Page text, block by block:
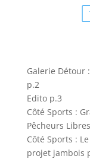
Galerie Détour
p.2
Edito p.3
Côté Sports :
Pêcheurs
Côté Sports :
projet jambois